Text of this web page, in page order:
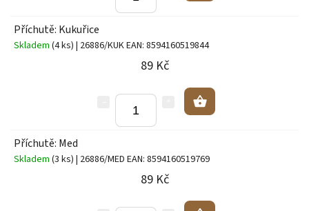
Příchutě: Kukuřice
Skladem (4 ks) | 26886/KUKEAN: 8594160519844
89 Kč
Příchutě: Med
Skladem (3 ks) | 26886/MED EAN: 8594160519769
89 Kč